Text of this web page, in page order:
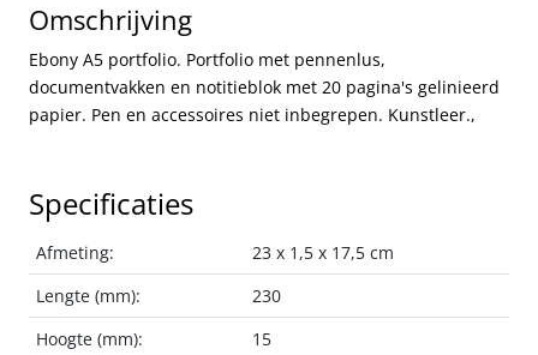
Omschrijving
Ebony A5 portfolio. Portfolio met pennenlus,
documentvakken en notitieblok met 20 pagina's gelinieerd
papier. Pen en accessoires niet inbegrepen. Kunstleer.,
Specificaties
Afmeting:
23 x 1,5 x 17,5 cm
Lengte (mm):
230
Hoogte (mm):
15